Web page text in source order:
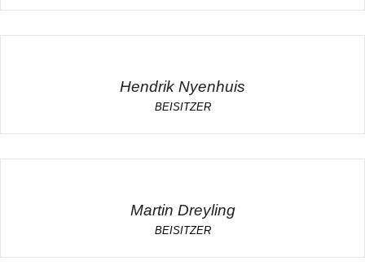
Hendrik Nyenhuis
BEISITZER
Martin Dreyling
BEISITZER